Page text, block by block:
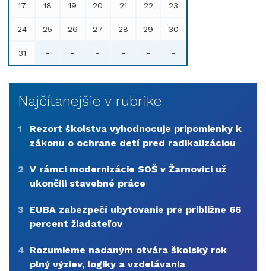
17 18 19 20 21 22 23
24 25 26 27 28 29 30
31 - - - - - -
Najčítanejšie v rubrike
1
Rezort školstva vyhodnocuje pripomienky k
zákonu o ochrane detí pred radikalizáciou
2 V rámci modernizácie SOŠ v Žarnovici už
ukončili stavebné práce
3
EUBA zabezpečí ubytovanie pre približne 66
percent žiadateľov
4 Rozumieme nadaným otvára školský rok
plný výziev, logiky a vzdelávania